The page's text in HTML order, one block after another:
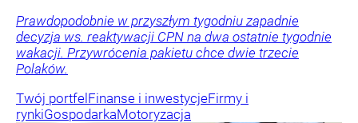
Prawdopodobnie w przyszłym tygodniu zapadnie
decyzja ws. reaktywacji CPN na dwa ostatnie tygodnie
wakacji. Przywrócenia pakietu chce dwie trzecie
Polaków.
Twój portfelFinanse i inwestycjeFirmy i
rynkiGospodarkaMotoryzacja